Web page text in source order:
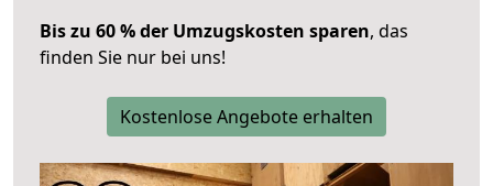
Bis zu 60 % der Umzugskosten sparen, das
finden Sie nur bei uns!
Kostenlose Angebote erhalten